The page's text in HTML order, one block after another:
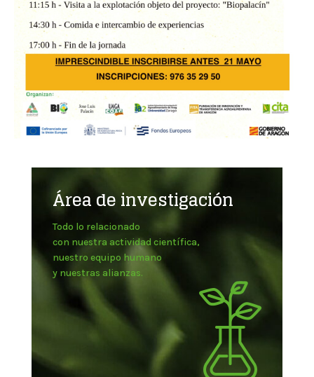
Área de investigación
Todo lo relacionado
con nuestra actividad científica,
nuestro equipo humano
y nuestras alianzas.